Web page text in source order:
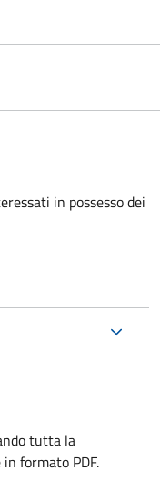
in possesso dei
tutta la
formato PDF.